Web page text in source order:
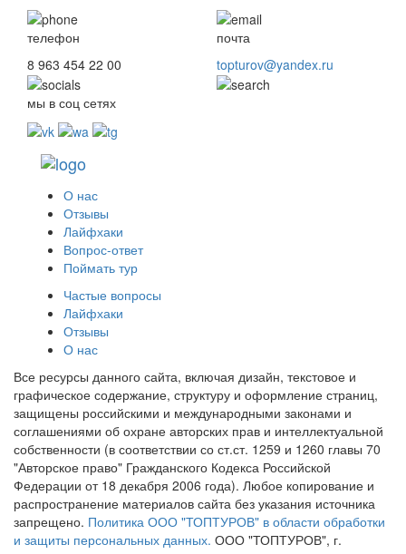
телефон
8 963 454 22 00
почта
topturov@yandex.ru
мы в соц сетях
О нас
Отзывы
Лайфхаки
Вопрос-ответ
Поймать тур
Частые вопросы
Лайфхаки
Отзывы
О нас
Все ресурсы данного сайта, включая дизайн, текстовое и
графическое содержание, структуру и оформление страниц,
защищены российскими и международными законами и
соглашениями об охране авторских прав и интеллектуальной
собственности (в соответствии со ст.ст. 1259 и 1260 главы 70
"Авторское право" Гражданского Кодекса Российской
Федерации от 18 декабря 2006 года). Любое копирование и
распространение материалов сайта без указания источника
запрещено. Политика ООО "ТОПТУРОВ" в области обработки
и защиты персональных данных. ООО "ТОПТУРОВ", г.